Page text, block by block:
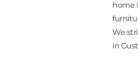
home
We
in